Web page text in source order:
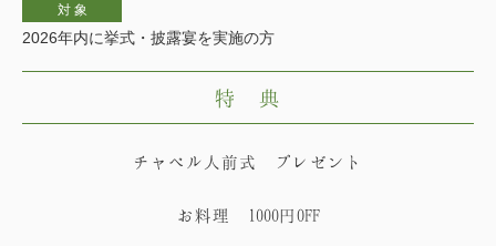
対 象
2026年内に挙式・披露宴を実施の方
特 典
チャペル人前式 プレゼント
お料理 1000円OFF